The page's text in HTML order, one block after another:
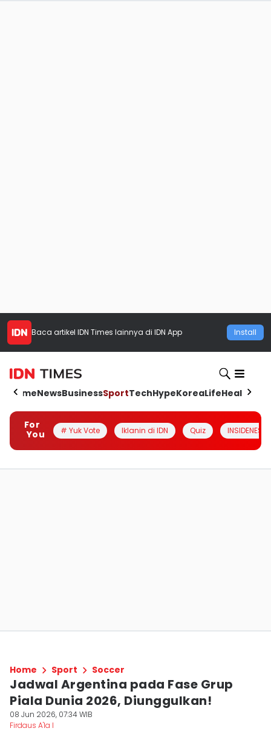
Baca artikel IDN Times lainnya di IDN App Install
HomeNewsBusinessSportTechHypeKoreaLifeHealth
For
You
# Yuk Vote Iklanin di IDN Quiz INSIDENESIA
Home Sport Soccer
Jadwal Argentina pada Fase Grup
Piala Dunia 2026, Diunggulkan!
08 Jun 2026, 07:34 WIB
Firdaus A'la I